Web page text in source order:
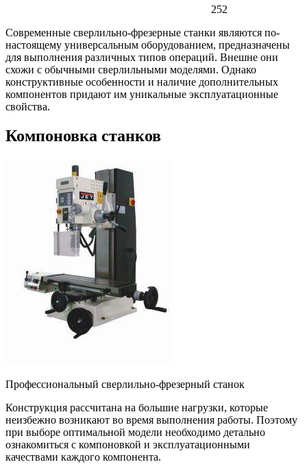
252
Современные сверлильно-фрезерные станки являются по-
настоящему универсальным оборудованием, предназначены
для выполнения различных типов операций. Внешне они
схожи с обычными сверлильными моделями. Однако
конструктивные особенности и наличие дополнительных
компонентов придают им уникальные эксплуатационные
свойства.
Компоновка станков
Профессиональный сверлильно-фрезерный станок
Конструкция рассчитана на большие нагрузки, которые
неизбежно возникают во время выполнения работы. Поэтому
при выборе оптимальной модели необходимо детально
ознакомиться с компоновкой и эксплуатационными
качествами каждого компонента.